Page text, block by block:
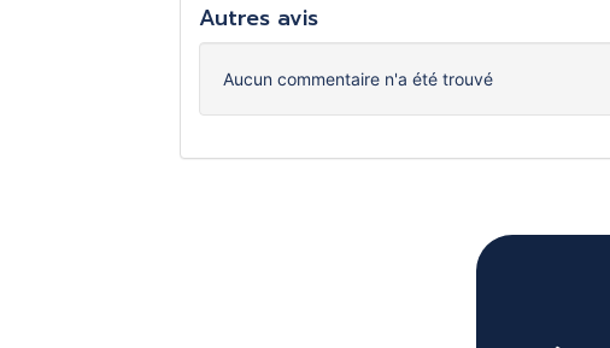
Autres avis
Aucun commentaire n'a été trouvé